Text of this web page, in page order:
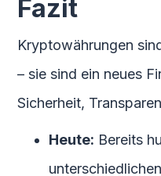
Fazit
Kryptowährungen
– sie sind ein neues
Sicherheit,
Heute: Bereits